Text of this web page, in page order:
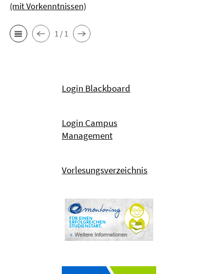
(mit Vorkenntnissen)
1 / 1
Login Blackboard
Login Campus
Management
Vorlesungsverzeichnis